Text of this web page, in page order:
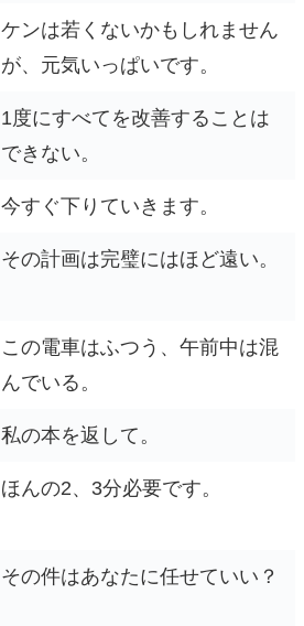
ケンは若くないかもしれません
が、元気いっぱいです。
1度にすべてを改善することは
できない。
今すぐ下りていきます。
その計画は完璧にはほど遠い。
この電車はふつう、午前中は混
んでいる。
私の本を返して。
ほんの2、3分必要です。
その件はあなたに任せていい？